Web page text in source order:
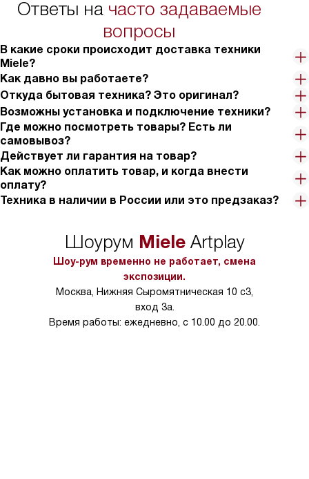
Ответы на часто задаваемые
вопросы
В какие сроки происходит доставка техники
Miele?
Как давно вы работаете?
Откуда бытовая техника? Это оригинал?
Возможны установка и подключение техники?
Где можно посмотреть товары? Есть ли
самовывоз?
Действует ли гарантия на товар?
Как можно оплатить товар, и когда внести
оплату?
Техника в наличии в России или это предзаказ?
Шоурум MieleArtplay
Шоу-рум временно не работает, смена
экспозиции.
Москва, Нижняя Сыромятническая 10 с3,
вход 3а.
Время работы: ежедневно, с 10.00 до 20.00.